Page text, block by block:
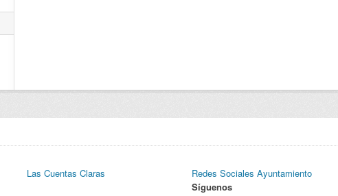
Las Cuentas Claras
Redes Sociales Ayuntamiento
Síguenos